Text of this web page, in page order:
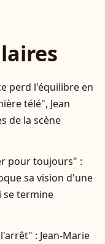
perd l'équilibre en
télé", Jean
de la scène
pour toujours" :
sa vision d'une
se termine
: Jean-Marie